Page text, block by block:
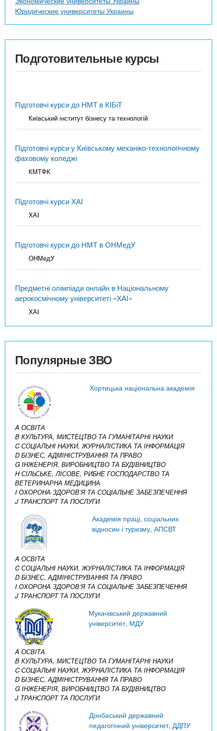
Юридические университеты Украины
Подготовительные курсы
Підготовчі курси до НМТ в КІБіТ
Київський інститут бізнесу та технологій
Підготовчі курси у Київському механіко-технологічному
фаховому коледжі
КМТФК
Підготовчі курси ХАІ
ХАІ
Підготовчі курси до НМТ в ОНМедУ
ОНМедУ
Предметні олімпіади онлайн в Національному
аерокосмічному університеті «ХАІ»
ХАІ
Популярные ЗВО
Хортицька національна академія
A ОСВІТА
B КУЛЬТУРА, МИСТЕЦТВО ТА ГУМАНІТАРНІ НАУКИ
C СОЦІАЛЬНІ НАУКИ, ЖУРНАЛІСТИКА ТА ІНФОРМАЦІЯ
D БІЗНЕС, АДМІНІСТРУВАННЯ ТА ПРАВО
G ІНЖЕНЕРІЯ, ВИРОБНИЦТВО ТА БУДІВНИЦТВО
H СІЛЬСЬКЕ, ЛІСОВЕ, РИБНЕ ГОСПОДАРСТВО ТА
ВЕТЕРИНАРНА МЕДИЦИНА
I ОХОРОНА ЗДОРОВ’Я ТА СОЦІАЛЬНЕ ЗАБЕЗПЕЧЕННЯ
J ТРАНСПОРТ ТА ПОСЛУГИ
Академія праці, соціальних
відносин і туризму, АПСВТ
A ОСВІТА
C СОЦІАЛЬНІ НАУКИ, ЖУРНАЛІСТИКА ТА ІНФОРМАЦІЯ
D БІЗНЕС, АДМІНІСТРУВАННЯ ТА ПРАВО
I ОХОРОНА ЗДОРОВ’Я ТА СОЦІАЛЬНЕ ЗАБЕЗПЕЧЕННЯ
J ТРАНСПОРТ ТА ПОСЛУГИ
Мукачівський державний
університет, МДУ
A ОСВІТА
B КУЛЬТУРА, МИСТЕЦТВО ТА ГУМАНІТАРНІ НАУКИ
C СОЦІАЛЬНІ НАУКИ, ЖУРНАЛІСТИКА ТА ІНФОРМАЦІЯ
D БІЗНЕС, АДМІНІСТРУВАННЯ ТА ПРАВО
G ІНЖЕНЕРІЯ, ВИРОБНИЦТВО ТА БУДІВНИЦТВО
J ТРАНСПОРТ ТА ПОСЛУГИ
Донбаський державний
педагогічний університет, ДДПУ